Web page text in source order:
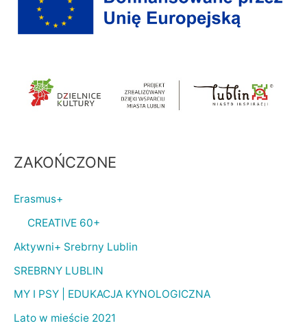
ZAKOŃCZONE
Erasmus+
CREATIVE 60+
Aktywni+ Srebrny Lublin
SREBRNY LUBLIN
MY I PSY | EDUKACJA KYNOLOGICZNA
Lato w mieście 2021